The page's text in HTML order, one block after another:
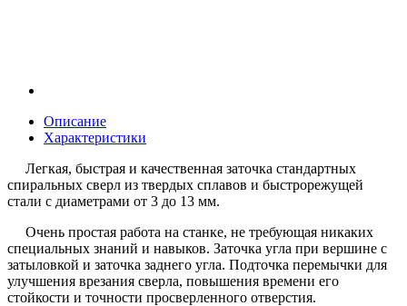
Описание
Характеристики
Легкая, быстрая и качественная заточка стандартных
спиральных сверл из твердых сплавов и быстрорежущей
стали с диаметрами от 3 до 13 мм.
Очень простая работа на станке, не требующая никаких
специальных знаний и навыков. Заточка угла при вершине c
затыловкой и заточка заднего угла. Подточка перемычки для
улучшения врезания сверла, повышения времени его
стойкости и точности просверленного отверстия.